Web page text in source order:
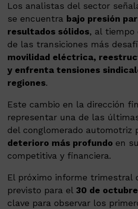
Los analistas del sector
se encuentra bajo presión
resultados sólidos, al tiempo
de las transiciones más
movilidad eléctrica,
y enfrenta tensiones
regiones.
Este cambio en la dirección
representar una de las
del conglomerado automotriz
deterioro más profundo en
competitiva y financiera.
El próximo informe trimestral
previsto para el 30 de
clave para observar los